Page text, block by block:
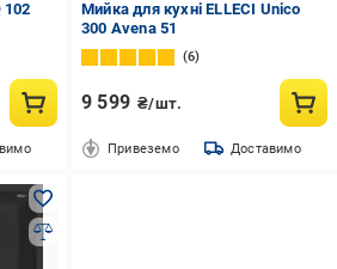
102
Мийка для кухні ELLECI Unico
300 Avena 51
6
9 599 ₴/шт.
Привеземо Доставимо